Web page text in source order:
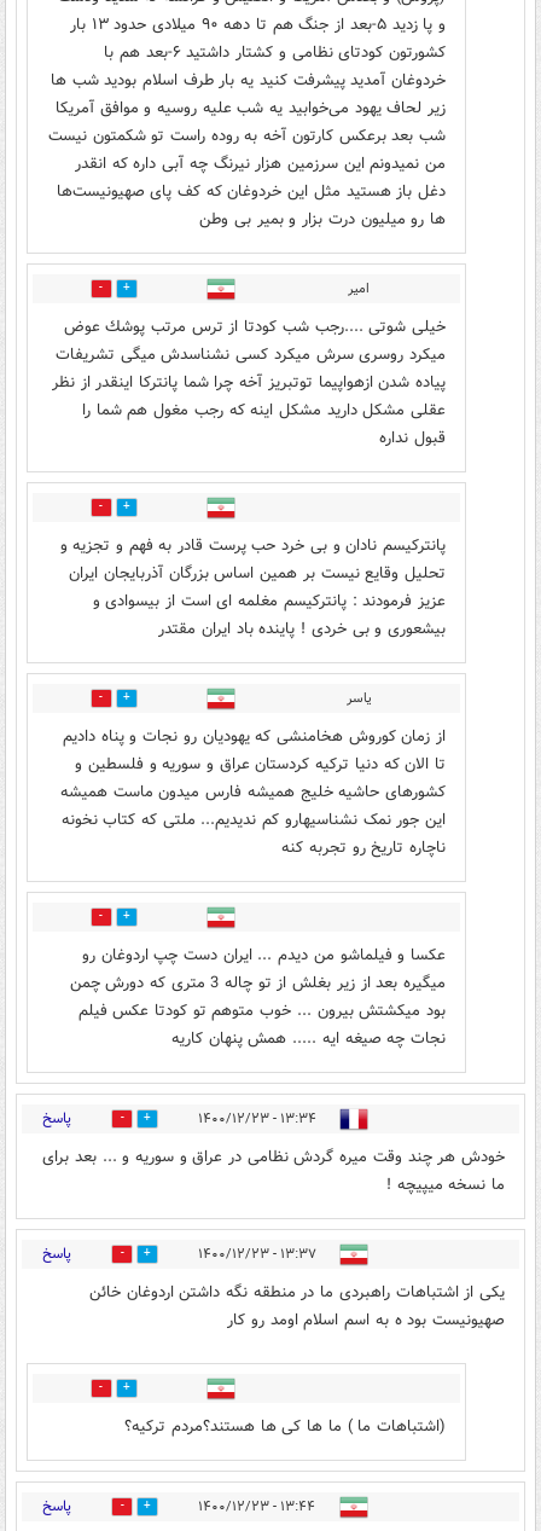
و پا زدید ۵-بعد از جنگ هم تا دهه ۹۰ میلادی حدود ۱۳ بار
کشورتون کودتای نظامی و کشتار داشتید ۶-بعد هم با
خردوغان آمدید پیشرفت کنید یه بار طرف اسلام بودید شب ها
زیر لحاف یهود می‌خوابید یه شب علیه روسیه و موافق آمریکا
شب بعد برعکس کارتون آخه به روده راست تو شکمتون نیست
من نمیدونم این سرزمین هزار نیرنگ چه آبی داره که انقدر
دغل باز هستید مثل این خردوغان که کف پای صهیونیست‌ها
ها رو میلیون درت بزار و بمیر بی وطن
امير 6
خيلى شوتى ....رجب شب كودتا از ترس مرتب پوشك عوض
ميكرد روسرى سرش ميكرد كسى نشناسدش ميگى تشريفات
پياده شدن ازهواپيما توتبريز آخه چرا شما پانتركا اينقدر از نظر
عقلى مشكل داريد مشكل اينه كه رجب مغول هم شما را
قبول نداره
2
پانترکیسم نادان و بی خرد حب پرست قادر به فهم و تجزیه و
تحلیل وقایع نیست بر همین اساس بزرگان آذربایجان ایران
عزیز فرمودند : پانترکیسم مغلمه ای است از بیسوادی و
بیشعوری و بی خردی ! پاینده باد ایران مقتدر
یاسر 4
از زمان کوروش هخامنشی که یهودیان رو نجات و پناه دادیم
تا الان که دنیا ترکیه کردستان عراق و سوریه و فلسطین و
کشورهای حاشیه خلیج همیشه فارس میدون ماست همیشه
این جور نمک نشناسیهارو کم ندیدیم... ملتی که کتاب نخونه
ناچاره تاریخ رو تجربه کنه
1
عکسا و فیلماشو من دیدم ... ایران دست چپ اردوغان رو
میگیره بعد از زیر بغلش از تو چاله 3 متری که دورش چمن
بود میکشتش بیرون ... خوب متوهم تو کودتا عکس فیلم
نجات چه صیغه ایه ..... همش پنهان کاریه
۱۳:۳۴ - ۱۴۰۰/۱۲/۲۳ 27 پاسخ
خودش هر چند وقت میره گردش نظامی در عراق و سوریه و ... بعد برای
ما نسخه میپیچه !
۱۳:۳۷ - ۱۴۰۰/۱۲/۲۳ 26 پاسخ
یکی از اشتباهات راهبردی ما در منطقه نگه داشتن اردوغان خائن
صهیونیست بود ه به اسم اسلام اومد رو کار
10
(اشتباهات ما ) ما ها کی ها هستند؟مردم ترکیه؟
۱۳:۴۴ - ۱۴۰۰/۱۲/۲۳ 29 پاسخ